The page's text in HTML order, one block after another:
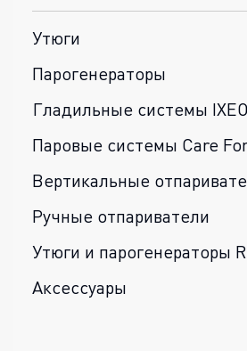
Утюги
Парогенераторы
Гладильные системы IXEO
Паровые системы Care
Вертикальные
Ручные отпариватели
Утюги и парогенераторы
Аксессуары